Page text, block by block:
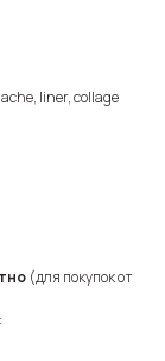
liner, collage
(для покупок от